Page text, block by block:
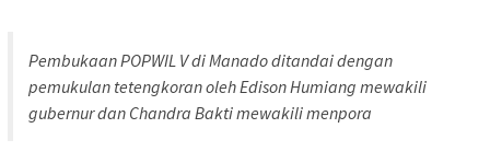
Pembukaan POPWIL V di Manado ditandai dengan
pemukulan tetengkoran oleh Edison Humiang mewakili
gubernur dan Chandra Bakti mewakili menpora